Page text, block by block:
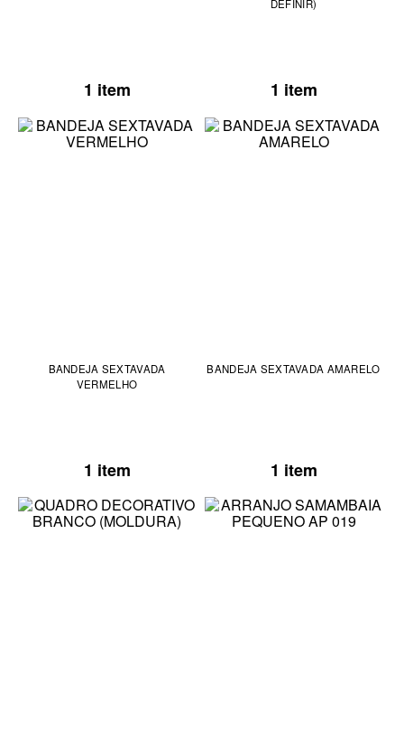
1 item
DEFINIR)
1 item
BANDEJA SEXTAVADA
VERMELHO
1 item
BANDEJA SEXTAVADA AMARELO
1 item